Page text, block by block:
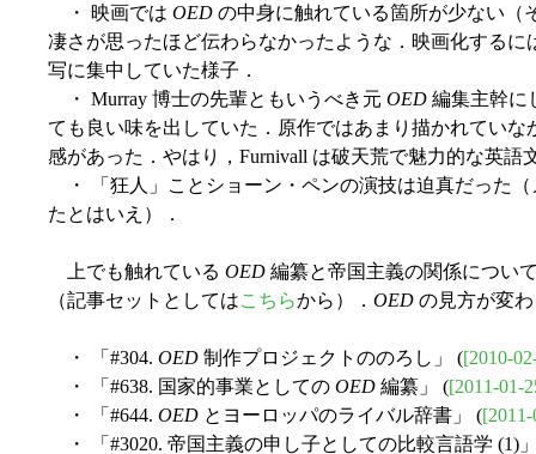
・ 映画では OED の中身に触れている箇所が少ない（
凄さが思ったほど伝わらなかったような．映画化する
写に集中していた様子．
・ Murray 博士の先輩ともいうべき元 OED 編集主幹に
ても良い味を出していた．原作ではあまり描かれてい
感があった．やはり，Furnivall は破天荒で魅力的な英語
・ 「狂人」ことショーン・ペンの演技は迫真だった
たとはいえ）．
上でも触れている OED 編纂と帝国主義の関係につい
（記事セットとしてはこちらから）． OED の見方が変
・ 「#304. OED 制作プロジェクトののろし」 ([2010-
・ 「#638. 国家的事業としての OED 編纂」 ([2011-01-
・ 「#644. OED とヨーロッパのライバル辞書」 (
・ 「#3020. 帝国主義の申し子としての比較言語学 (1)